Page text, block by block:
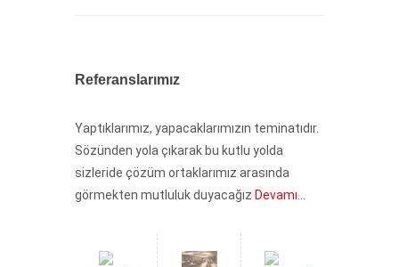
Referanslarımız
Yaptıklarımız, yapacaklarımızın teminatıdır.
Sözünden yola çıkarak bu kutlu yolda
sizleride çözüm ortaklarımız arasında
görmekten mutluluk duyacağız Devamı...